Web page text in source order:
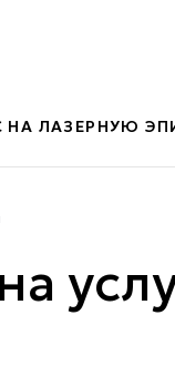
НА ЛАЗЕРНУЮ